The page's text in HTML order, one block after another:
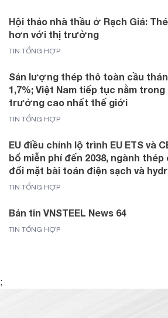
Hội thảo nhà thầu ở Rạch Giá:
hơn với thị trường
TIN TỔNG HỢP
Sản lượng thép thô toàn cầu
1,7%; Việt Nam tiếp tục nằm
trưởng cao nhất thế giới
TIN TỔNG HỢP
EU điều chỉnh lộ trình EU ETS và
bổ miễn phí đến 2038, ngành
đối mặt bài toán điện sạch và
TIN TỔNG HỢP
Bản tin VNSTEEL News 64
TIN TỔNG HỢP
;